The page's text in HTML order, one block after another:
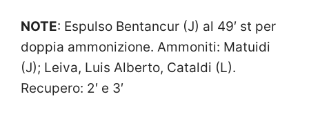
NOTE: Espulso Bentancur (J) al 49′ st per
doppia ammonizione. Ammoniti: Matuidi
(J); Leiva, Luis Alberto, Cataldi (L).
Recupero: 2′ e 3′